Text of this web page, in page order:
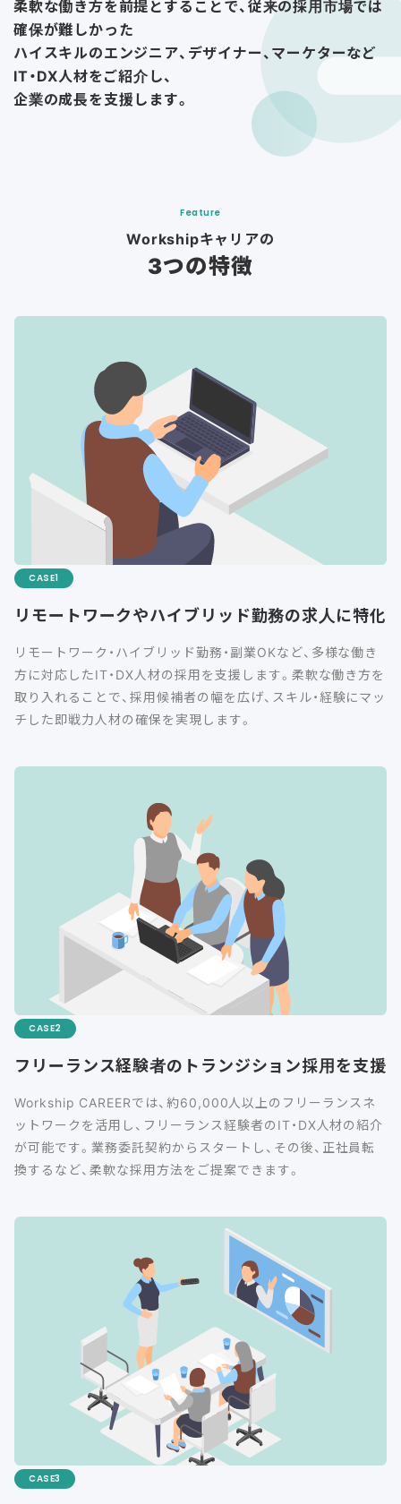
柔軟な働き方を前提とすることで、従来の採用市場では
確保が難しかった
ハイスキルのエンジニア、デザイナー、マーケターなど
IT・DX人材をご紹介し、
企業の成長を支援します。
Feature
Workshipキャリアの
3つの特徴
CASE
リモートワークやハイブリッド勤務の求人に特化
リモートワーク・ハイブリッド勤務・副業OKなど、多様な働き
方に対応したIT・DX人材の採用を支援します。柔軟な働き方を
取り入れることで、採用候補者の幅を広げ、スキル・経験にマッ
チした即戦力人材の確保を実現します。
CASE
フリーランス経験者のトランジション採用を支援
Workship CAREERでは、約60,000人以上のフリーランスネ
ットワークを活用し、フリーランス経験者のIT・DX人材の紹介
が可能です。業務委託契約からスタートし、その後、正社員転
換するなど、柔軟な採用方法をご提案できます。
CASE